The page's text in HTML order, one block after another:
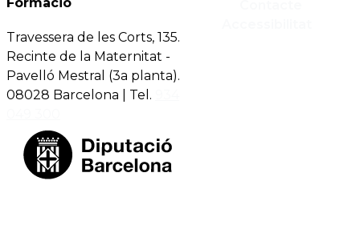
Formació
Travessera de les Corts, 135.
Recinte de la Maternitat -
Pavelló Mestral (3a planta).
049 300